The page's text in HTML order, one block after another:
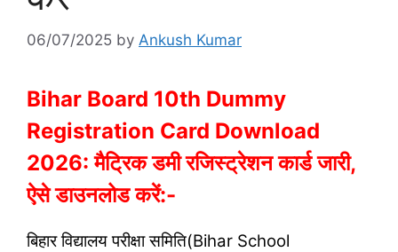
06/07/2025 by Ankush Kumar
Bihar Board 10th Dummy
Registration Card Download
2026: मैट्रिक डमी रजिस्ट्रेशन कार्ड जारी,
ऐसे डाउनलोड करें:-
बिहार विद्यालय परीक्षा समिति(Bihar School